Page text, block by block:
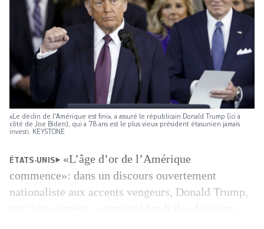
«Le déclin de l'Amérique est fini», a assuré le républicain Donald Trump (ici à
côté de Joe Biden), qui à 78 ans est le plus vieux président étasunien jamais
investi. KEYSTONE
ÉTATS-UNIS
«L’âge d’or de l’Amérique
commence»: dans un discours ouvertement
nationaliste aux accents vengeurs, Donald Trump,